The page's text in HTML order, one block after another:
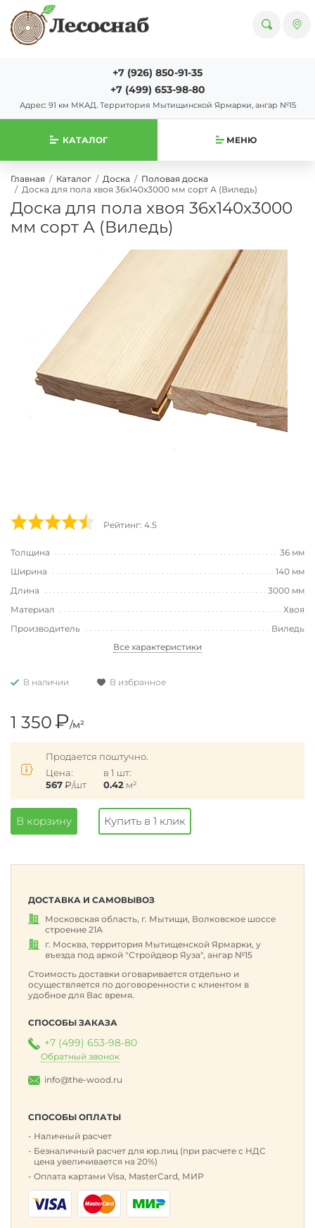
+7 (926) 850-91-35
+7 (499) 653-98-80
Адрес: 91 км МКАД. Территория Мытищинской Ярмарки, ангар №15
КАТАЛОГ МЕНЮ
Главная Каталог Доска
Половая доска
Доска для пола хвоя 36х140х3000 мм сорт А (Виледь)
Доска для пола хвоя 36х140х3000
мм сорт А (Виледь)
Рейтинг: 4.5
Толщина
36 мм
Ширина
140 мм
Длина
3000 мм
Материал
Хвоя
Производитель
Виледь
Все характеристики
В наличии В избранное
1 350₽/м²
Продается поштучно.
Цена:
567 ₽/шт
в 1 шт:
0.42 м²
В корзину Купить в 1 клик
ДОСТАВКА И САМОВЫВОЗ
Московская область, г. Мытищи, Волковское шоссе
строение 21А
г. Москва, территория Мытищенской Ярмарки, у
въезда под аркой "Стройдвор Яуза", ангар №15
Стоимость доставки оговаривается отдельно и
осуществляется по договоренности с клиентом в
удобное для Вас время.
СПОСОБЫ ЗАКАЗА
+7 (499) 653-98-80
Обратный звонок
info@the-wood.ru
СПОСОБЫ ОПЛАТЫ
Наличный расчет
Безналичный расчет для юр.лиц (при расчете с НДС
цена увеличивается на 20%)
Оплата картами Visa, MasterCard, МИР